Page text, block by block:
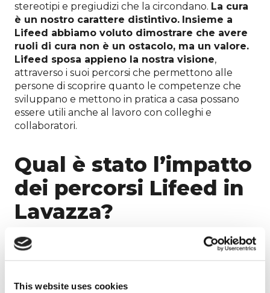
This website uses cookies
stereotipi e pregiudizi che la circondano. La cura
è un nostro carattere distintivo. Insieme a
Lifeed abbiamo voluto dimostrare che avere
ruoli di cura non è un ostacolo, ma un valore.
Lifeed sposa appieno la nostra visione,
attraverso i suoi percorsi che permettono alle
persone di scoprire quanto le competenze che
sviluppano e mettono in pratica a casa possano
essere utili anche al lavoro con colleghi e
collaboratori.
Qual è stato l’impatto
dei percorsi Lifeed in
Lavazza?
Lifeed ci ha aiutato ad
consapevolezzadelle persone sul fatto che la
sul lavoro.Oggi i nostri collaboratori parlano